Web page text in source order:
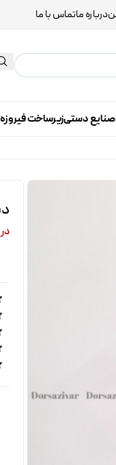
درباره ماتماس با ما
صنایع دستیزیرساخت